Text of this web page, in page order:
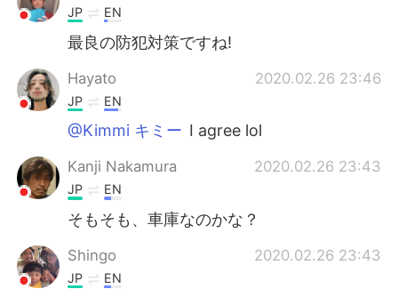
JP EN
最良の防犯対策ですね!
Hayato 2020.02.26 23:46
JP EN
@Kimmi キミー I agree lol
Kanji Nakamura 2020.02.26 23:43
JP EN
そもそも、車庫なのかな？
Shingo 2020.02.26 23:43
JP EN